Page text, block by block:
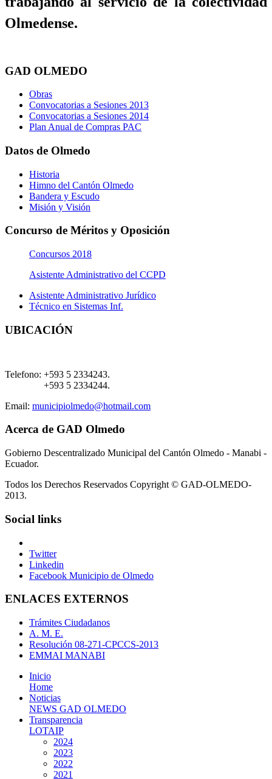
Olmedense.
GAD OLMEDO
Obras
Convocatorias a Sesiones 2013
Convocatorias a Sesiones 2014
Plan Anual de Compras PAC
Datos de Olmedo
Historia
Himno del Cantón Olmedo
Bandera y Escudo
Misión y Visión
Concurso de Méritos y Oposición
Concursos 2018
Asistente Administrativo del CCPD
Asistente Administrativo Jurídico
Técnico en Sistemas Inf.
UBICACIÓN
Telefono: +593 5 2334243.
+593 5 2334244.
Email: municipiolmedo@hotmail.com
Acerca de GAD Olmedo
Gobierno Descentralizado Municipal del Cantón Olmedo - Manabi -
Ecuador.
Todos los Derechos Reservados Copyright © GAD-OLMEDO-
2013.
Social links
Twitter
Linkedin
Facebook Municipio de Olmedo
ENLACES EXTERNOS
Trámites Ciudadanos
A. M. E.
Resolución 08-271-CPCCS-2013
EMMAI MANABI
Inicio
Home
Noticias
NEWS GAD OLMEDO
Transparencia
LOTAIP
2024
2023
2022
2021